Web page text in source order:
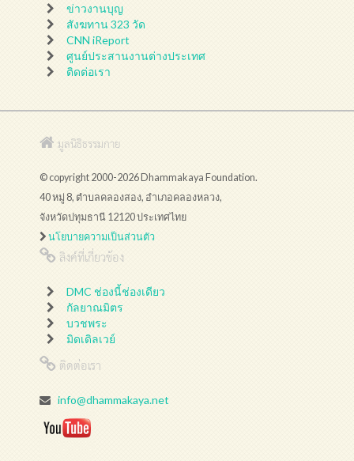
ข่าวงานบุญ
สังฆทาน 323 วัด
CNN iReport
ศูนย์ประสานงานต่างประเทศ
ติดต่อเรา
มูลนิธิธรรมกาย
© copyright 2000-2026 Dhammakaya Foundation.
40 หมู่ 8, ตำบลคลองสอง, อำเภอคลองหลวง,
จังหวัดปทุมธานี 12120 ประเทศไทย
นโยบายความเป็นส่วนตัว
ลิงค์ที่เกี่ยวข้อง
DMC ช่องนี้ช่องเดียว
กัลยาณมิตร
บวชพระ
มิดเดิลเวย์
ติดต่อเรา
info@dhammakaya.net